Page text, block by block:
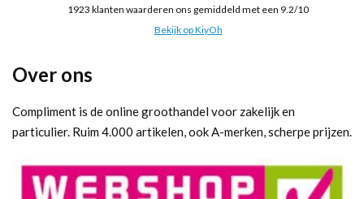
1923 klanten waarderen ons gemiddeld met een 9.2/10
Bekijk op KiyOh
Over ons
Compliment is de online groothandel voor zakelijk en
particulier. Ruim 4.000 artikelen, ook A-merken, scherpe prijzen.